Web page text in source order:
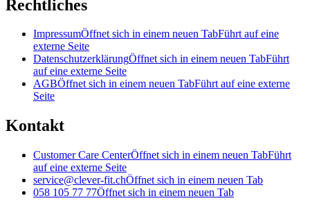
Rechtliches
ImpressumÖffnet sich in einem neuen TabFührt auf eine
externe Seite
DatenschutzerklärungÖffnet sich in einem neuen TabFührt
auf eine externe Seite
AGBÖffnet sich in einem neuen TabFührt auf eine externe
Seite
Kontakt
Customer Care CenterÖffnet sich in einem neuen TabFührt
auf eine externe Seite
service@clever-fit.chÖffnet sich in einem neuen Tab
058 105 77 77Öffnet sich in einem neuen Tab